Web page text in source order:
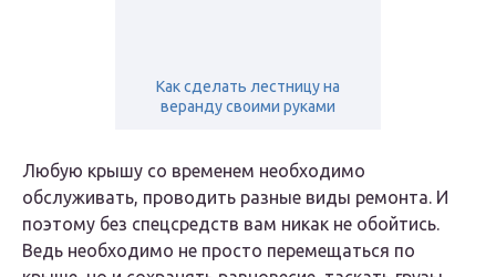
Как сделать лестницу на
веранду своими руками
Любую крышу со временем необходимо
обслуживать, проводить разные виды ремонта. И
поэтому без спецсредств вам никак не обойтись.
Ведь необходимо не просто перемещаться по